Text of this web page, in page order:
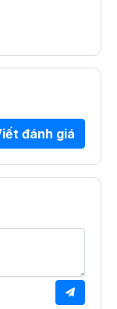
đánh giá